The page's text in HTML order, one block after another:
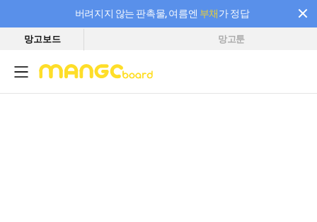
버려지지 않는 판촉물, 여름엔 부채가 정답
필요한 만큼 충전하고 끊김 없이 작업하세요! 새로워진 AI 부스터 요금제
망고보드 망고툰